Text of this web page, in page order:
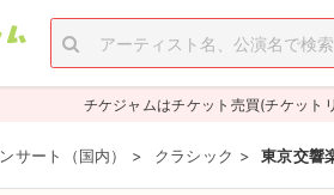
チケジャムはチケット売買(チケット
サート（国内） > クラシック > 東京交響